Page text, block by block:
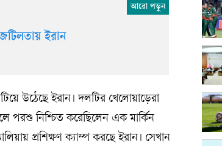
ইরান
উঠেছে ইরান। দলটির খেলোয়াড়েরা
পরশু নিশ্চিত করেছিলেন এক মার্কিন
প্রশিক্ষণ ক্যাম্প করছে ইরান। সেখান